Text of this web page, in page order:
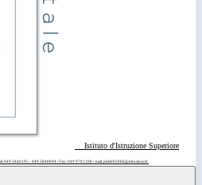
Istituto d'Istruzione Superiore
049 5840195 - 049 5840094 • Fax: 049 9701108 • mail: pdis00200d@istruzione.it